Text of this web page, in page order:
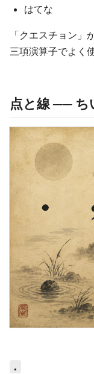
はてな
「クエスチョン」
三項演算子でよく
点と線 ── ち
.